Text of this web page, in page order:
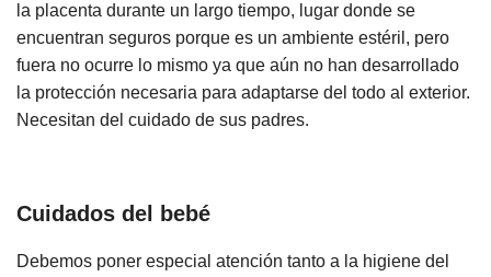
la placenta durante un largo tiempo, lugar donde se
encuentran seguros porque es un ambiente estéril, pero
fuera no ocurre lo mismo ya que aún no han desarrollado
la protección necesaria para adaptarse del todo al exterior.
Necesitan del cuidado de sus padres.
Cuidados del bebé
Debemos poner especial atención tanto a la higiene del